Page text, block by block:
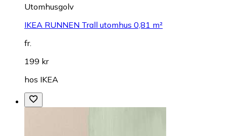
Utomhusgolv
IKEA RUNNEN Trall utomhus 0,81 m²
fr.
199 kr
hos IKEA